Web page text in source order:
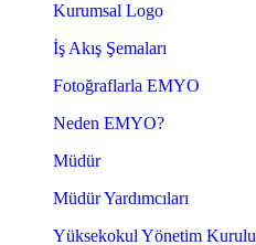
Kurumsal Logo
İş Akış Şemaları
Fotoğraflarla EMYO
Neden EMYO?
Müdür
Müdür Yardımcıları
Yüksekokul Yönetim Kurulu